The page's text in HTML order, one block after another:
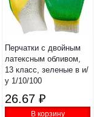
Перчатки с двойным
латексным обливом,
13 класс, зеленые в и/
у 1/10/100
26.67 ₽
В корзину